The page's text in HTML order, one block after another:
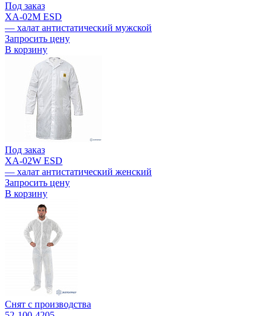
Под заказ
ХА-02M ESD
— халат антистатический мужской
Запросить цену
В корзину
Под заказ
ХА-02W ESD
— халат антистатический женский
Запросить цену
В корзину
Снят с производства